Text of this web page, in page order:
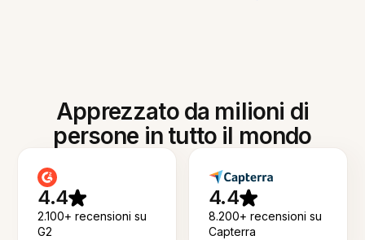
Apprezzato da milioni di
persone in tutto il mondo
4.4
2.100+ recensioni su
G2
4.4
8.200+ recensioni su
Capterra